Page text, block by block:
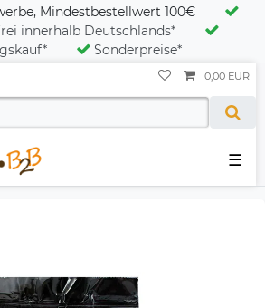
Mindestbestellwert 100€
innerhalb Deutschlands*
Sonderpreise*
☰
0,00 EUR